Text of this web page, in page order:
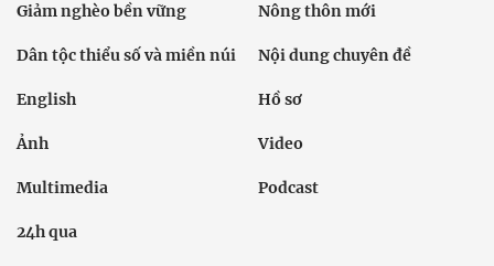
Giảm nghèo bền vững Nông thôn mới
Dân tộc thiểu số và miền núi Nội dung chuyên đề
English Hồ sơ
Ảnh Video
Multimedia Podcast
24h qua